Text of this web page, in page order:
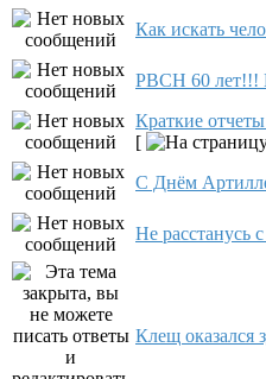
Как искать
РВСН 60 лет!!!
Краткие
[
С Днём
Не расстанусь
Клещ оказался